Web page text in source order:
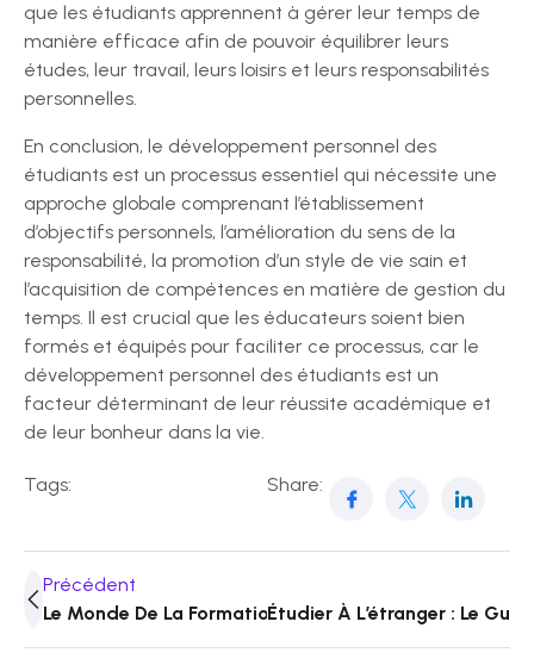
que les étudiants apprennent à gérer leur temps de
manière efficace afin de pouvoir équilibrer leurs
études, leur travail, leurs loisirs et leurs responsabilités
personnelles.
En conclusion, le développement personnel des
étudiants est un processus essentiel qui nécessite une
approche globale comprenant l’établissement
d’objectifs personnels, l’amélioration du sens de la
responsabilité, la promotion d’un style de vie sain et
l’acquisition de compétences en matière de gestion du
temps. Il est crucial que les éducateurs soient bien
formés et équipés pour faciliter ce processus, car le
développement personnel des étudiants est un
facteur déterminant de leur réussite académique et
de leur bonheur dans la vie.
Tags: Share:
Précédent
Le Monde De La Formation Après Le Bac
Étudier À L’étranger : Le